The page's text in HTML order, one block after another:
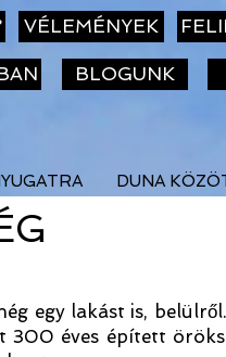
VÉLEMÉNYEK
BLOGUNK
DUNA
egy lakást is,
300 éves épített